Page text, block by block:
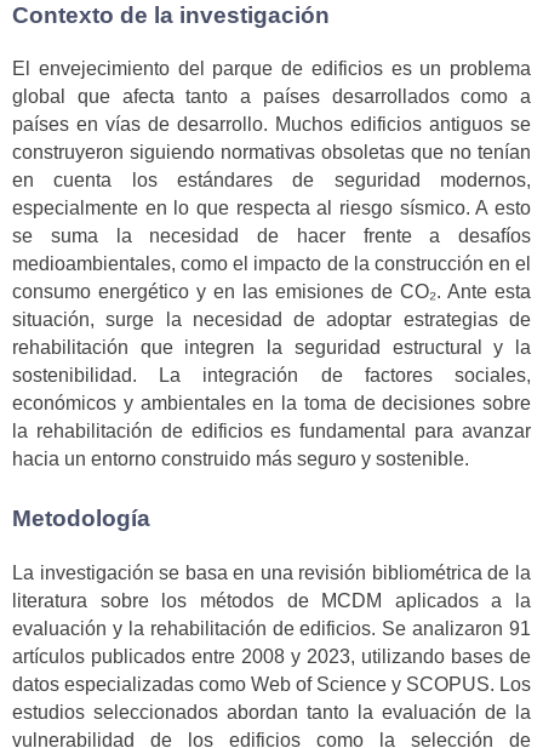
Contexto de la investigación
El envejecimiento del parque de edificios es un problema
global que afecta tanto a países desarrollados como a
países en vías de desarrollo. Muchos edificios antiguos se
construyeron siguiendo normativas obsoletas que no tenían
en cuenta los estándares de seguridad modernos,
especialmente en lo que respecta al riesgo sísmico. A esto
se suma la necesidad de hacer frente a desafíos
medioambientales, como el impacto de la construcción en el
consumo energético y en las emisiones de CO₂. Ante esta
situación, surge la necesidad de adoptar estrategias de
rehabilitación que integren la seguridad estructural y la
sostenibilidad. La integración de factores sociales,
económicos y ambientales en la toma de decisiones sobre
la rehabilitación de edificios es fundamental para avanzar
hacia un entorno construido más seguro y sostenible.
Metodología
La investigación se basa en una revisión bibliométrica de la
literatura sobre los métodos de MCDM aplicados a la
evaluación y la rehabilitación de edificios. Se analizaron 91
artículos publicados entre 2008 y 2023, utilizando bases de
datos especializadas como Web of Science y SCOPUS. Los
estudios seleccionados abordan tanto la evaluación de la
vulnerabilidad de los edificios como la selección de